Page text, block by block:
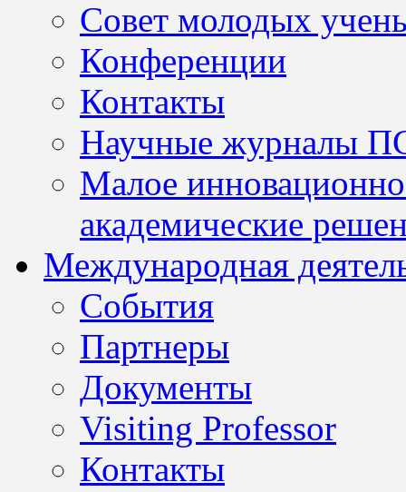
Совет молодых
Конференции
Контакты
Научные журналы
Малое
академические
Международная
События
Партнеры
Документы
Visiting Professor
Контакты